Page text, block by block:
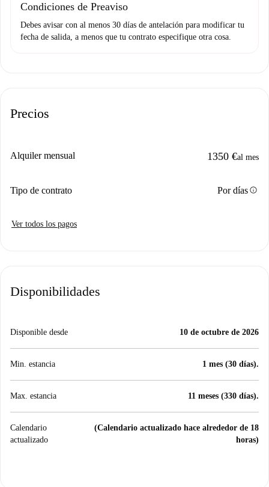
Condiciones de Preaviso
Debes avisar con al menos 30 días de antelación para modificar tu
fecha de salida, a menos que tu contrato especifique otra cosa.
Precios
Alquiler mensual 1350 €al mes
Tipo de contrato Por díasinfo
Ver todos los pagos
Disponibilidades
Disponible desde 10 de octubre de 2026
Min. estancia 1 mes (30 días).
Max. estancia 11 meses (330 días).
Calendario
actualizado
(Calendario actualizado hace alrededor de 18
horas)